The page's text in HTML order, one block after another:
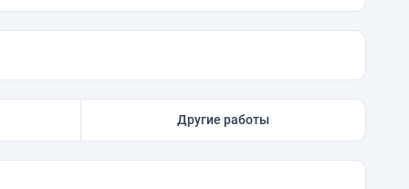
Другие работы